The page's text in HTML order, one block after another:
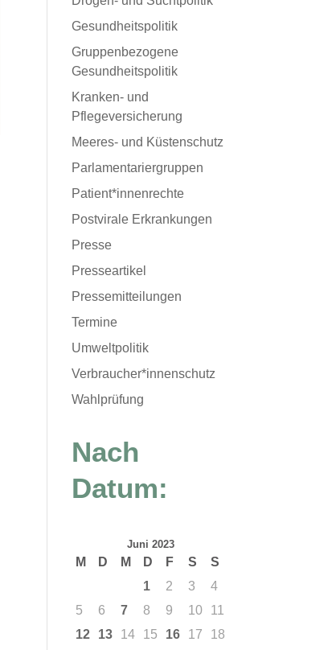
Gesundheitspolitik
Gruppenbezogene
Gesundheitspolitik
Kranken- und
Pflegeversicherung
Meeres- und Küstenschutz
Parlamentariergruppen
Patient*innenrechte
Postvirale Erkrankungen
Presse
Presseartikel
Pressemitteilungen
Termine
Umweltpolitik
Verbraucher*innenschutz
Wahlprüfung
Nach
Datum:
Juni 2023
M D M D F S
S
1
2 3
4
5
6 7 8 9 10
11
12
13 14 15 16 17
18